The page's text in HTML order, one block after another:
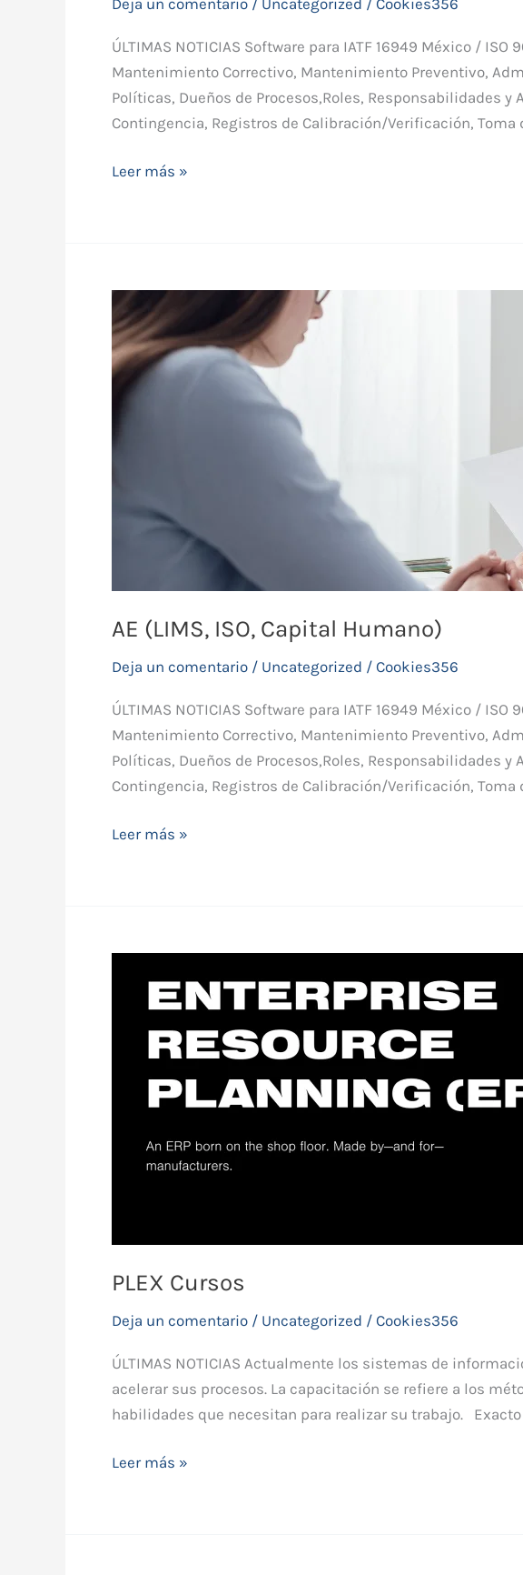
Deja un comentario / Uncategorized / Cookies356
ÚLTIMAS NOTICIAS Software para IATF 16949 México /
Mantenimiento Correctivo, Mantenimiento Preventivo,
Políticas, Dueños de Procesos,Roles, Responsabilidades
Contingencia, Registros de Calibración/Verificación,
Leer más »
AE (LIMS, ISO, Capital Humano)
Deja un comentario / Uncategorized / Cookies356
ÚLTIMAS NOTICIAS Software para IATF 16949 México /
Mantenimiento Correctivo, Mantenimiento Preventivo,
Políticas, Dueños de Procesos,Roles, Responsabilidades
Contingencia, Registros de Calibración/Verificación,
AE
(LIMS,
ISO,
Capital
Leer más »
PLEX Cursos
Deja un comentario / Uncategorized / Cookies356
ÚLTIMAS NOTICIAS Actualmente los sistemas de
acelerar sus procesos. La capacitación se refiere a los
habilidades que necesitan para realizar su trabajo.
Leer más »